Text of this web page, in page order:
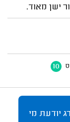
ישן מאוד.
10
יודעת מי